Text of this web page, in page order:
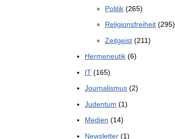
Politik (265)
Religionsfreiheit (295)
Zeitgeist (211)
Hermeneutik (6)
IT (165)
Journalismus (2)
Judentum (1)
Medien (14)
Newsletter (1)